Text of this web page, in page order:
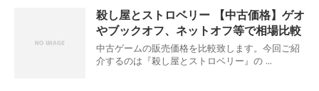
殺し屋とストロベリー 【中古価格】ゲオ
やブックオフ、ネットオフ等で相場比較
中古ゲームの販売価格を比較致します。今回ご紹
介するのは『殺し屋とストロベリー』の ...